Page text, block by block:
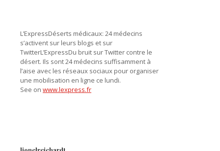
L’ExpressDéserts médicaux: 24 médecins
s’activent sur leurs blogs et sur
TwitterL’ExpressDu bruit sur Twitter contre le
désert. Ils sont 24 médecins suffisamment à
l’aise avec les réseaux sociaux pour organiser
une mobilisation en ligne ce lundi.
See on www.lexpress.fr